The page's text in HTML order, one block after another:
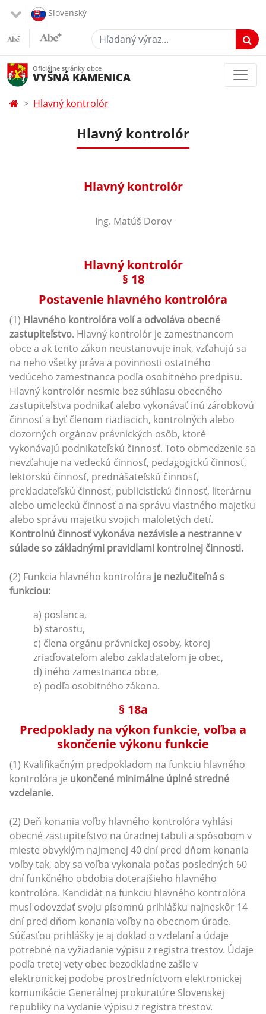
Slovenský
Hľadaný výraz...
Oficiálne stránky obce
VYŠNÁ KAMENICA
Hlavný kontrolór
Hlavný kontrolór
Hlavný kontrolór
Ing. Matúš Dorov
Hlavný kontrolór
§ 18
Postavenie hlavného kontrolóra
(1) Hlavného kontrolóra volí a odvoláva obecné
zastupiteľstvo. Hlavný kontrolór je zamestnancom
obce a ak tento zákon neustanovuje inak, vzťahujú sa
na neho všetky práva a povinnosti ostatného
vedúceho zamestnanca podľa osobitného predpisu.
Hlavný kontrolór nesmie bez súhlasu obecného
zastupiteľstva podnikať alebo vykonávať inú zárobkovú
činnosť a byť členom riadiacich, kontrolných alebo
dozorných orgánov právnických osôb, ktoré
vykonávajú podnikateľskú činnosť. Toto obmedzenie sa
nevzťahuje na vedeckú činnosť, pedagogickú činnosť,
lektorskú činnosť, prednášateľskú činnosť,
prekladateľskú činnosť, publicistickú činnosť, literárnu
alebo umeleckú činnosť a na správu vlastného majetku
alebo správu majetku svojich maloletých detí.
Kontrolnú činnosť vykonáva nezávisle a nestranne v
súlade so základnými pravidlami kontrolnej činnosti.
(2) Funkcia hlavného kontrolóra je nezlučiteľná s
funkciou:
a) poslanca,
b) starostu,
c) člena orgánu právnickej osoby, ktorej
zriaďovateľom alebo zakladateľom je obec,
d) iného zamestnanca obce,
e) podľa osobitného zákona.
§ 18a
Predpoklady na výkon funkcie, voľba a
skončenie výkonu funkcie
(1) Kvalifikačným predpokladom na funkciu hlavného
kontrolóra je ukončené minimálne úplné stredné
vzdelanie.
(2) Deň konania voľby hlavného kontrolóra vyhlási
obecné zastupiteľstvo na úradnej tabuli a spôsobom v
mieste obvyklým najmenej 40 dní pred dňom konania
voľby tak, aby sa voľba vykonala počas posledných 60
dní funkčného obdobia doterajšieho hlavného
kontrolóra. Kandidát na funkciu hlavného kontrolóra
musí odovzdať svoju písomnú prihlášku najneskôr 14
dní pred dňom konania voľby na obecnom úrade.
Súčasťou prihlášky je aj doklad o vzdelaní a údaje
potrebné na vyžiadanie výpisu z registra trestov. Údaje
podľa tretej vety obec bezodkladne zašle v
elektronickej podobe prostredníctvom elektronickej
komunikácie Generálnej prokuratúre Slovenskej
republiky na vydanie výpisu z registra trestov.